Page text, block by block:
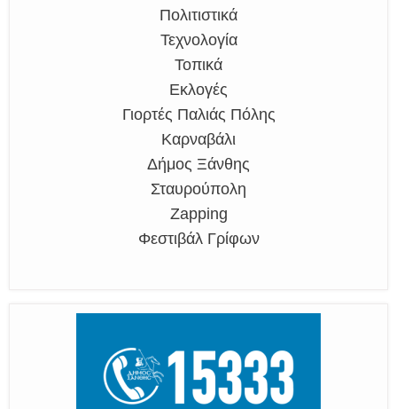
Πολιτιστικά
Τεχνολογία
Τοπικά
Εκλογές
Γιορτές Παλιάς Πόλης
Καρναβάλι
Δήμος Ξάνθης
Σταυρούπολη
Zapping
Φεστιβάλ Γρίφων